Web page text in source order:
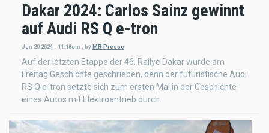
Dakar 2024: Carlos Sainz gewinnt
auf Audi RS Q e-tron
Jan 20 2024 - 11:18am byMR Presse
Auf der letzten Etappe der 46. Rallye Dakar wurde am
Freitag Geschichte geschrieben, denn der futuristische Audi
RS Q e-tron setzte sich zum ersten Mal in der Geschichte
eines Autos mit Elektroantrieb durch.